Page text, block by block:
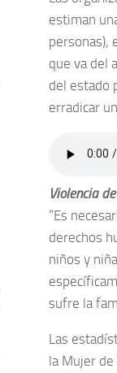
estiman
personas),
que va del
del estado
erradicar
Violencia
“Es
derechos
niños y
sufre la
Las
la Mujer de